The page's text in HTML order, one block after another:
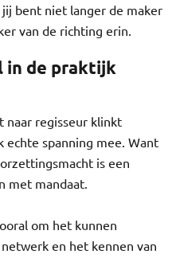
bent niet langer de maker
van de richting erin.
in de praktijk
naar regisseur klinkt
echte spanning mee. Want
is een
met mandaat.
om het kunnen
en het kennen van